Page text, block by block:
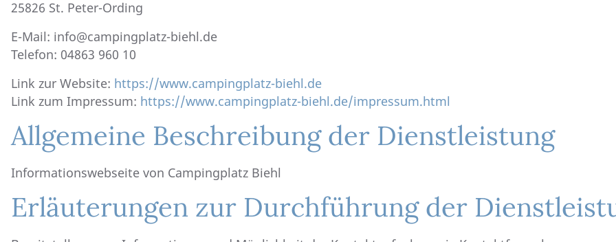
25826 St. Peter-Ording
E-Mail: info@campingplatz-biehl.de
Telefon: 04863 960 10
Link zur Website: https://www.campingplatz-biehl.de
Link zum Impressum: https://www.campingplatz-biehl.de/impressum.html
Allgemeine Beschreibung der Dienstleistung
Informationswebseite von Campingplatz Biehl
Erläuterungen zur Durchführung der